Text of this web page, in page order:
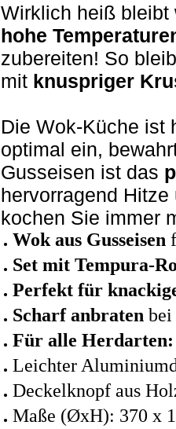
Wirklich heiß bleibt
hohe
zubereiten! So
mit knuspriger
Die Wok-Küche ist
optimal ein,
Gusseisen ist das
hervorragend
kochen Sie immer
Wok aus Gusseisen
Set mit Tempura-
Perfekt für
Scharf anbraten bei
Für alle Herdarten:
Leichter
Deckelknopf aus
Maße (ØxH): 370 x